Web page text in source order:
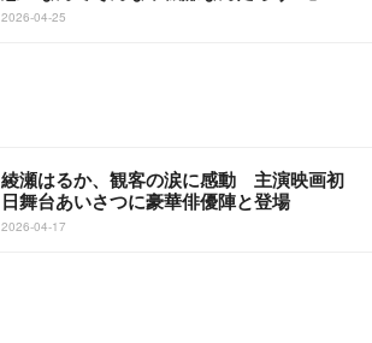
2026-04-25
綾瀬はるか、観客の涙に感動 主演映画初
日舞台あいさつに豪華俳優陣と登場
2026-04-17